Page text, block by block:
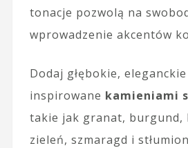
tonacje pozwolą na
wprowadzenie akcentów
Dodaj głębokie,
inspirowane kamieniami
takie jak granat, burgund,
zieleń, szmaragd i